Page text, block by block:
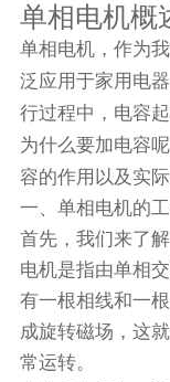
单相电机概
单相电机，作为
泛应用于家用电
行过程中，电容
为什么要加电容
容的作用以及实
一、单相电机的
首先，我们来了
电机是指由单相
有一根相线和一
成旋转磁场，这
常运转。